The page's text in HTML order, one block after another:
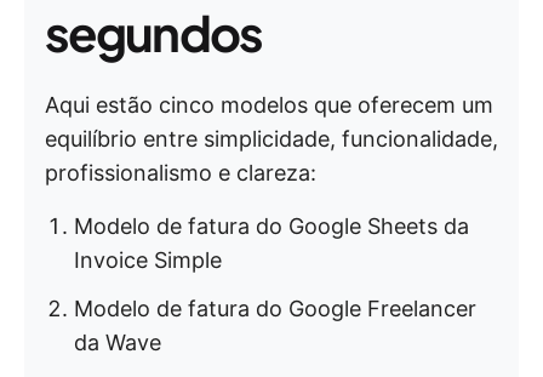
segundos
Aqui estão cinco modelos que oferecem um
equilíbrio entre simplicidade, funcionalidade,
profissionalismo e clareza:
Modelo de fatura do Google Sheets da
Invoice Simple
Modelo de fatura do Google Freelancer
da Wave